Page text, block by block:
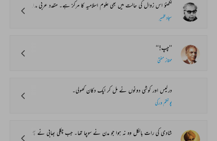
لکھنؤ اس زوال کی حالت میں بھی علوم اسلامیہ کا مرکز ہے۔ متعدد عربی مدارس آج کل کے پر آشوب زمانے میں شمع ہدایت روشن کیے ہوئے ہیں۔ ہندوستان کے ہر گوشے سے حرارت ایمانی رکھنے والے قلوب یہاں آکر تحصیل علم دین کرتے ہیں اور اسلام کی عظمت قایم رکھنے میں معین ہوتے ہیں۔ بدقسمتی سے وہ دو فرقے جن کے مدارس لکھنؤ میں ہیں ایک دوسرے کو جہنمی سمجھتے ہیں۔ مگر اگر ہم اپنی آنکھوں سے اس فرقہ بندی کی عینک اتار دیں اور ٹھنڈے دل سے ان دونوں گروہ کے اساتذہ اور طلبا پر نظر ڈالیں تو ہم ان سب کے چہروں پر اس ایمانی نور کی جھلک پائیں گے جس سے ان کے دل اور دماغ منور ہیں۔ ان کے لبے بات کرتے اور قبائیں، ان کی کفش اور سلیپر، ان کی دو پلی ٹوپیاں، ان کا گھٹا ہوا گول سر اور ان کی متبرک داڑھیاں جن کے ایک ایک بال کو حوریں اپنی آنکھوں سے ملیں گی، ان سب سے ان کا تقدس اور زہد ٹپکتا ہے۔ مولوی محمد داؤد صاحب برسوں سے ایک مدرسے میں درس دیتے ہیں اور اپنی ذہانت کے لیے مشہور تھے۔ عبادت گزاری کا یہ عالم تھا کہ ماہ مبارک رمضان میں رات کی رات، تلاوت و نماز خوانی میں گزر جاتی تھی اور انھیں خبر تک نہ ہوتی۔ دوسرے دن جب دوران درس میں نیند کا غلبہ ہوتا تھا تو طالب علم سمجھتے تھے کہ مولانا پر کیف روحانی طاری ہے اور خاموشی سے اٹھ کر چلے جاتے۔
سجاد ظہیر
’’چپ!‘‘
ممتاز مفتی
درگیس اور کوشی دونوں نے مل کر ایک دکان کھولی۔
پونکنم ورکی
شادی کی رات بالکل وہ نہ ہوا جو مدن نے سوچا تھا۔ جب چکلی بھابی نے پھسلا کر مدن کو بیچ والے کمرے میں دھکیل دیا تو اندو سامنے شالوں میں لپٹی اندھیرے کا بھاگ بنی جا رہی تھی۔ باہر چکلی بھابی اور دریا آباد والی پھوپھی اور دوسری عورتوں کی ہنسی، رات کے خاموش پانیوں میں مصری کی طرح دھیرے دھیرے گھل رہی تھی۔ عورتیں سب یہی سمجھتی تھیں کہ اتنا بڑا ہو جانے پر بھی مدن کچھ نہیں جانتا۔ کیونکہ جب اسے بیچ رات سے جگایا گیا تو وہ ہڑبڑا رہا تھا، ’’کہاں، کہاں لئے جا رہی ہو مجھے؟‘‘